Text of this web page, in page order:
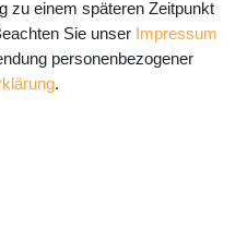
die
kann ich jederzeit
zu einem späteren Zeitpunkt
Sie unser Impressum
personenbezogener
.